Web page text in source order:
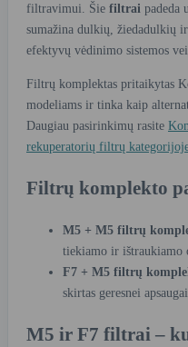
filtravimui. Šie filtrai padeda
sumažina dulkių, žiedadulkių
efektyvų vėdinimo sistemos
Filtrų komplektas pritaikytas
modeliams ir tinka kaip
Daugiau pasirinkimų rasite
rekuperatorių filtrų
Filtrų komplekto
M5 + M5 filtrų
tiekiamo ir ištraukiamo
F7 + M5 filtrų
skirtas geresnei
M5 ir F7 filtrai –